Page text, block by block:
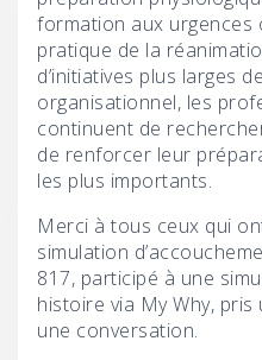
formation aux urgences
pratique de la
d’initiatives plus larges
organisationnel, les
continuent de
de renforcer leur
les plus importants.
Merci à tous ceux qui
simulation
817, participé à une
histoire via My Why,
une conversation.